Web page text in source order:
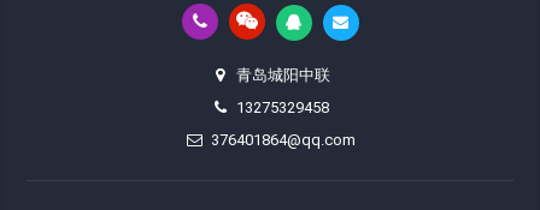
青岛城阳中联
13275329458
376401864@qq.com